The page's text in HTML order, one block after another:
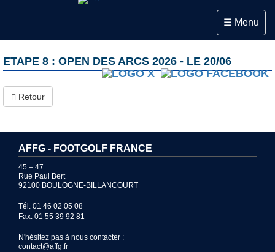
Toggle
☰ Menu
ETAPE 8 : OPEN DES ARCS 2026 - LE 20/06
Retour
AFFG - FOOTGOLF FRANCE
45 – 47
Rue Paul Bert
92100 BOULOGNE-BILLANCOURT
Tél. 01 46 02 05 08
Fax. 01 55 39 92 81
N'hésitez pas à nous contacter :
contact@affg.fr